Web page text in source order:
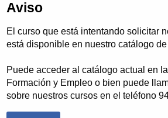
Aviso
El curso que está intentando solicitar
está disponible en nuestro catálogo
Puede acceder al catálogo actual en
Formación y Empleo o bien puede
sobre nuestros cursos en el teléfono